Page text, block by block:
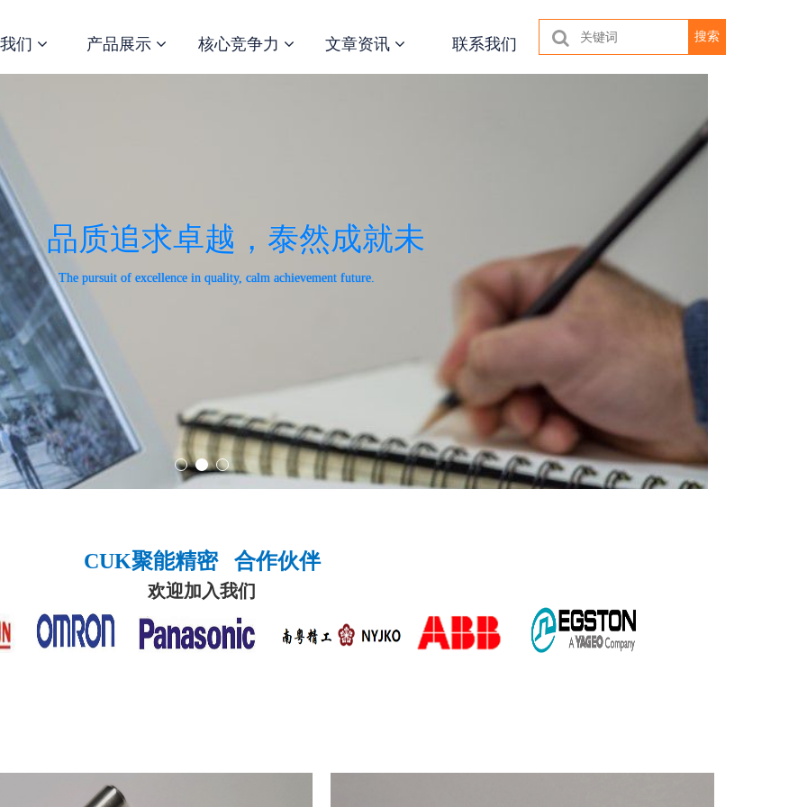
搜索
们 产品展示 核心竞争力 文章资讯 联系我们
品质追求卓越，泰然成就未
The pursuit of excellence in quality, calm achievement future.
CUK聚能精密 合作伙伴
欢迎加入我们